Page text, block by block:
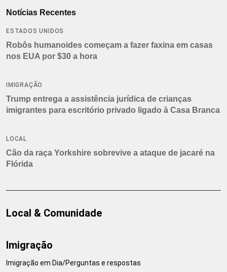
Notícias Recentes
ESTADOS UNIDOS
Robôs humanoides começam a fazer faxina em casas
nos EUA por $30 a hora
IMIGRAÇÃO
Trump entrega a assistência jurídica de crianças
imigrantes para escritório privado ligado à Casa Branca
LOCAL
Cão da raça Yorkshire sobrevive a ataque de jacaré na
Flórida
Local & Comunidade
Imigração
Imigração em Dia/Perguntas e respostas